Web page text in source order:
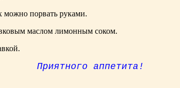
можно порвать руками.
маслом лимонным соком.
Приятного аппетита!